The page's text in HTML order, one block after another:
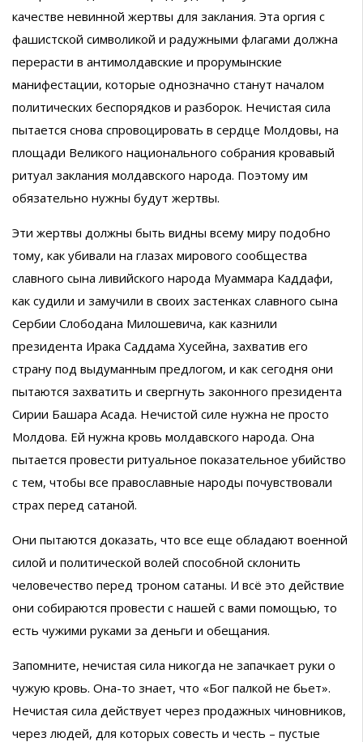
качестве невинной жертвы для заклания. Эта оргия с
фашистской символикой и радужными флагами должна
перерасти в антимолдавские и прорумынские
манифестации, которые однозначно станут началом
политических беспорядков и разборок. Нечистая сила
пытается снова спровоцировать в сердце Молдовы, на
площади Великого национального собрания кровавый
ритуал заклания молдавского народа. Поэтому им
обязательно нужны будут жертвы.
Эти жертвы должны быть видны всему миру подобно
тому, как убивали на глазах мирового сообщества
славного сына ливийского народа Муаммара Каддафи,
как судили и замучили в своих застенках славного сына
Сербии Слободана Милошевича, как казнили
президента Ирака Саддама Хусейна, захватив его
страну под выдуманным предлогом, и как сегодня они
пытаются захватить и свергнуть законного президента
Сирии Башара Асада. Нечистой силе нужна не просто
Молдова. Ей нужна кровь молдавского народа. Она
пытается провести ритуальное показательное убийство
с тем, чтобы все православные народы почувствовали
страх перед сатаной.
Они пытаются доказать, что все еще обладают военной
силой и политической волей способной склонить
человечество перед троном сатаны. И всё это действие
они собираются провести с нашей с вами помощью, то
есть чужими руками за деньги и обещания.
Запомните, нечистая сила никогда не запачкает руки о
чужую кровь. Она-то знает, что «Бог палкой не бьет».
Нечистая сила действует через продажных чиновников,
через людей, для которых совесть и честь – пустые